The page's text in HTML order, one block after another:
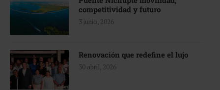
competitividad y futuro
3 junio, 2026
Renovación que redefine el lujo
30 abril, 2026